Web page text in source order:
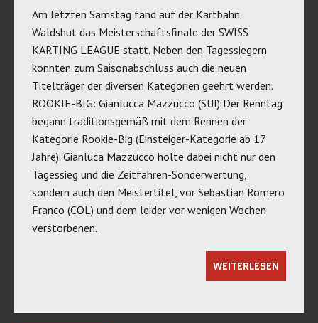
Am letzten Samstag fand auf der Kartbahn
Waldshut das Meisterschaftsfinale der SWISS
KARTING LEAGUE statt. Neben den Tagessiegern
konnten zum Saisonabschluss auch die neuen
Titelträger der diversen Kategorien geehrt werden.
ROOKIE-BIG: Gianlucca Mazzucco (SUI) Der Renntag
begann traditionsgemäß mit dem Rennen der
Kategorie Rookie-Big (Einsteiger-Kategorie ab 17
Jahre). Gianluca Mazzucco holte dabei nicht nur den
Tagessieg und die Zeitfahren-Sonderwertung,
sondern auch den Meistertitel, vor Sebastian Romero
Franco (COL) und dem leider vor wenigen Wochen
verstorbenen…
WEITERLESEN